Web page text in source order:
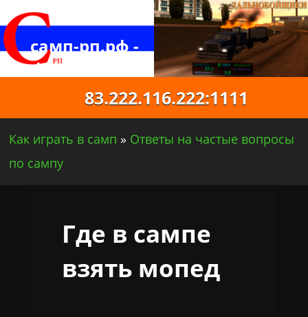
самп-рп.рф -
официальный
русский самп
83.222.116.222:1111
Как играть в самп » Ответы на частые вопросы
по сампу
Где в сампе
взять мопед